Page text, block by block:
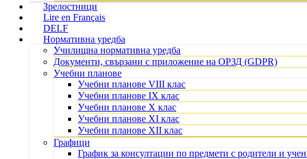
Зрелостници
Lire en Français
DELF
Нормативна уредба
Училищна нормативна уредба
Документи, свързани с приложение на ОРЗД (GDPR)
Учебни планове
Учебни планове VIII клас
Учебни планове IX клас
Учебни планове X клас
Учебни планове XI клас
Учебни планове XII клас
Графици
График за консултации по предмети с родители и